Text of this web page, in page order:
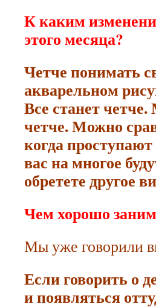
К каким
этого месяца?
Четче понимать
акварельном
Все станет
четче. Можно
когда
вас на многое
обретете другое
Чем хорошо
Мы уже говорили
Если говорить о
и появляться